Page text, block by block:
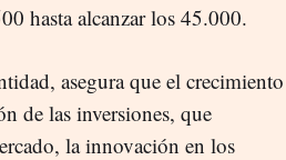
hasta alcanzar los 45.000.
asegura que el crecimiento
de las inversiones, que
la innovación en los